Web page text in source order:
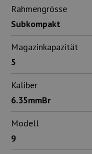
Rahmengrösse
Subkompakt
Magazinkapazität
5
Kaliber
6.35mmBr
Modell
9